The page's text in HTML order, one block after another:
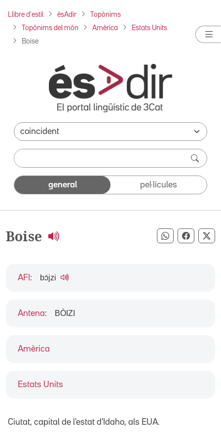
Llibre d'estil ésAdir Topònims
Topònims del món Amèrica Estats Units
Boise
general pel·lícules
Boise Compartir
Amèrica
Estats Units
AFI : bɔ́jzi
Antena: BÒIZI
Ciutat, capital de l'estat d'Idaho, als EUA.